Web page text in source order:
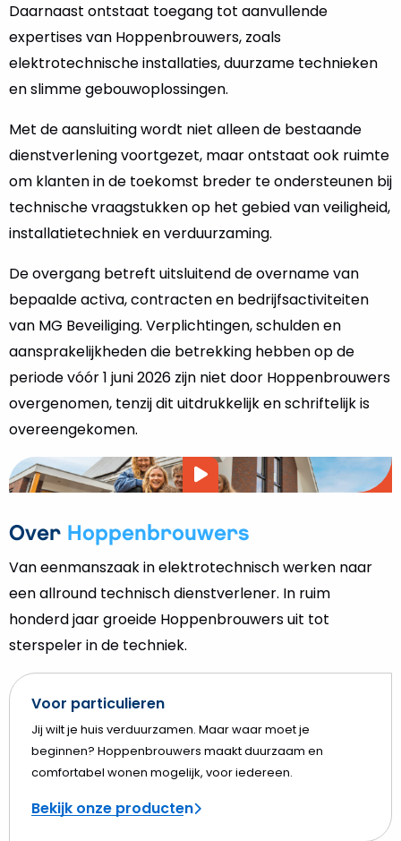
Daarnaast ontstaat toegang tot aanvullende
expertises van Hoppenbrouwers, zoals
elektrotechnische installaties, duurzame technieken
en slimme gebouwoplossingen.
Met de aansluiting wordt niet alleen de bestaande
dienstverlening voortgezet, maar ontstaat ook ruimte
om klanten in de toekomst breder te ondersteunen bij
technische vraagstukken op het gebied van veiligheid,
installatietechniek en verduurzaming.
De overgang betreft uitsluitend de overname van
bepaalde activa, contracten en bedrijfsactiviteiten
van MG Beveiliging. Verplichtingen, schulden en
aansprakelijkheden die betrekking hebben op de
periode vóór 1 juni 2026 zijn niet door Hoppenbrouwers
overgenomen, tenzij dit uitdrukkelijk en schriftelijk is
overeengekomen.
Over Hoppenbrouwers
Van eenmanszaak in elektrotechnisch werken naar
een allround technisch dienstverlener. In ruim
honderd jaar groeide Hoppenbrouwers uit tot
sterspeler in de techniek.
Voor particulieren
Jij wilt je huis verduurzamen. Maar waar moet je
beginnen? Hoppenbrouwers maakt duurzaam en
comfortabel wonen mogelijk, voor iedereen.
Bekijk onze producten
Video